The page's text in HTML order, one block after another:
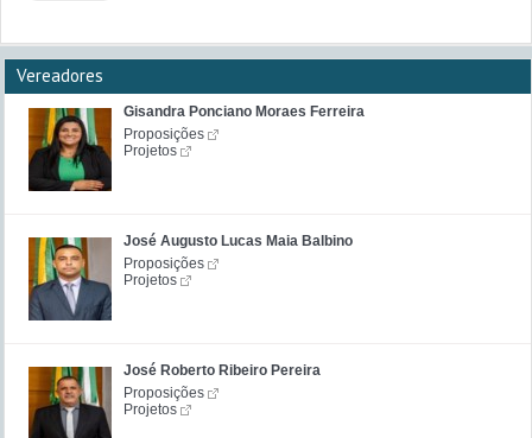
Vereadores
Gisandra Ponciano Moraes Ferreira
Proposições
Projetos
José Augusto Lucas Maia Balbino
Proposições
Projetos
José Roberto Ribeiro Pereira
Proposições
Projetos